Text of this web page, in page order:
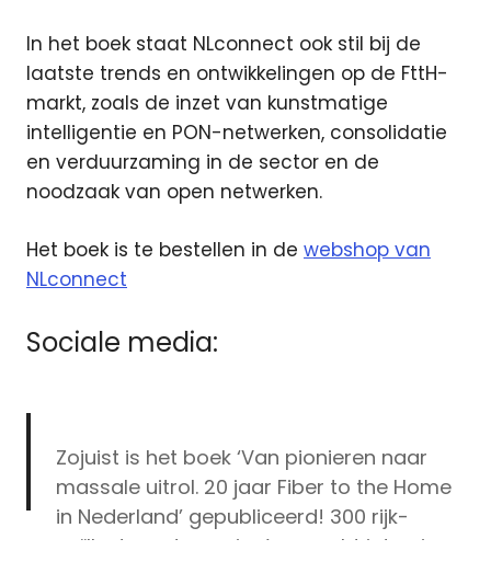
In het boek staat NLconnect ook stil bij de
laatste trends en ontwikkelingen op de FttH-
markt, zoals de inzet van kunstmatige
intelligentie en PON-netwerken, consolidatie
en verduurzaming in de sector en de
noodzaak van open netwerken.
Het boek is te bestellen in de webshop van
NLconnect
Sociale media:
Zojuist is het boek ‘Van pionieren naar
massale uitrol. 20 jaar Fiber to the Home
in Nederland’ gepubliceerd! 300 rijk-
geïllustreerde pagina’s en acht interviews